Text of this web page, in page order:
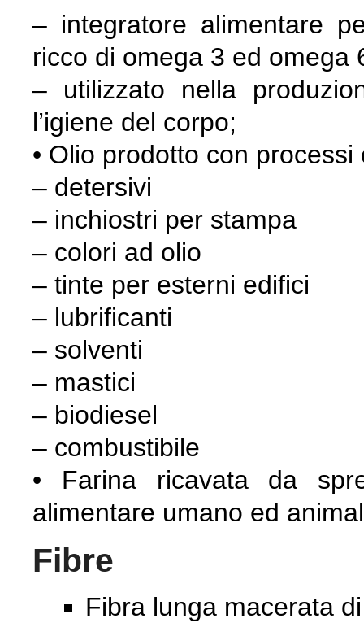
– integratore alimentare
ricco di omega 3 ed omega
– utilizzato nella
l’igiene del corpo;
• Olio prodotto con
– detersivi
– inchiostri per stampa
– colori ad olio
– tinte per esterni edifici
– lubrificanti
– solventi
– mastici
– biodiesel
– combustibile
• Farina ricavata da
alimentare umano ed
Fibre
Fibra lunga macerata